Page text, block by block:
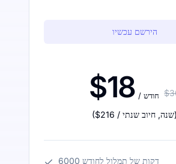
הירשם עכשיו
$18 / חודש
($216 / שנה, חיוב שנתי )
6000 דקות של תמלול לחודש